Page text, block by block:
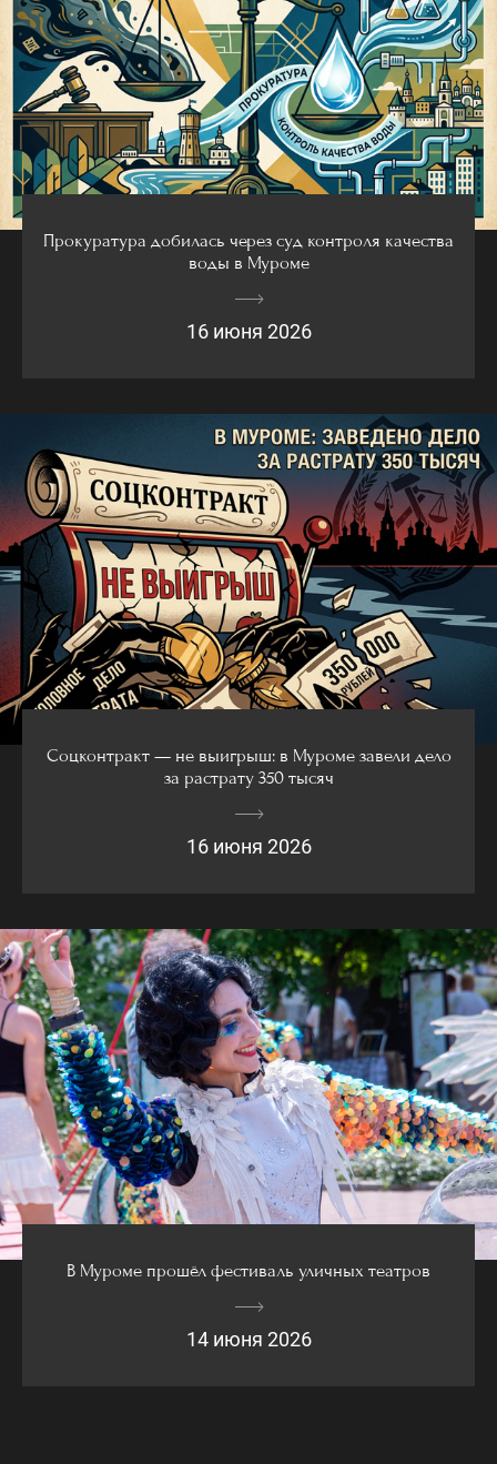
Прокуратура добилась через суд контроля качества
воды в Муроме
16 июня 2026
Соцконтракт — не выигрыш: в Муроме завели дело
за растрату 350 тысяч
16 июня 2026
В Муроме прошёл фестиваль уличных театров
14 июня 2026